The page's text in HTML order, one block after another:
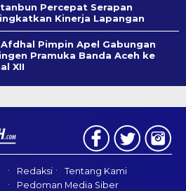
Percepat Serapan
Kinerja Lapangan
Pimpin Apel Gabungan
Pramuka Banda Aceh ke
XII
Redaksi
Tentang Kami
Pedoman Media Siber